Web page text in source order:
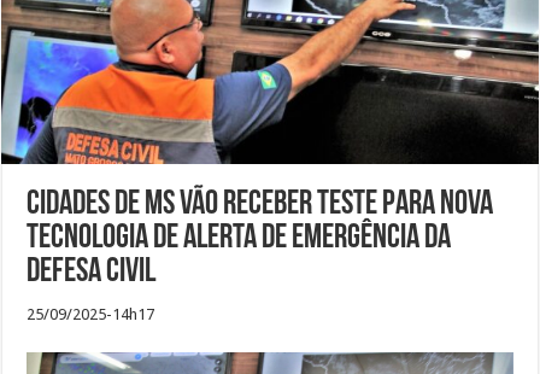
Cidades de MS vão receber teste para nova
tecnologia de alerta de emergência da
Defesa Civil
25/09/2025-14h17